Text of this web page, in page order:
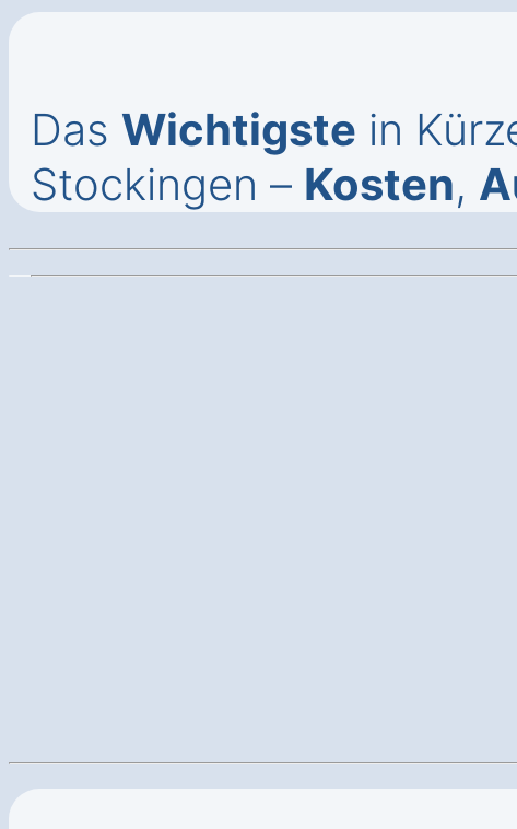
Das Wichtigste in
Stockingen – Kosten,